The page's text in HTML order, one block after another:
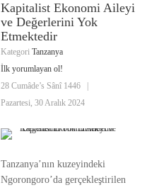
Kapitalist Ekonomi Aileyi
ve Değerlerini Yok
Etmektedir
Kategori Tanzanya
İlk yorumlayan ol!
28 Cumâde’s Sânî 1446
Pazartesi, 30 Aralık 2024
Tanzanya’nın kuzeyindeki
Ngorongoro’da gerçekleştirilen